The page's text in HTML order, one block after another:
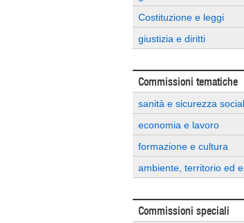
Costituzione e leggi
giustizia e diritti
Commissioni tematiche
sanità e sicurezza
economia e lavoro
formazione e cultura
ambiente, territorio ed
Commissioni speciali